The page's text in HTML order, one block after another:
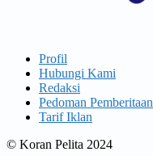
Profil
Hubungi Kami
Redaksi
Pedoman Pemberitaan
Tarif Iklan
© Koran Pelita 2024